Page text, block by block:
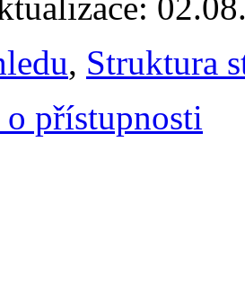
, Struktura
o přístupnosti